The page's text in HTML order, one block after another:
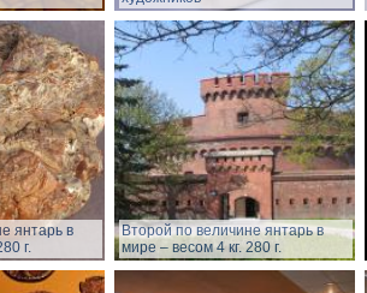
янтарь в
г.
Второй по величине янтарь в
мире – весом 4 кг. 280 г.